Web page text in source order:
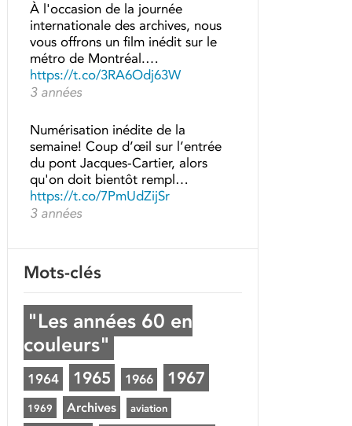
À l'occasion de la journée
internationale des archives, nous
vous offrons un film inédit sur le
métro de Montréal.…
https://t.co/3RA6Odj63W
3 années
Numérisation inédite de la
semaine! Coup d’œil sur l’entrée
du pont Jacques-Cartier, alors
qu'on doit bientôt rempl…
https://t.co/7PmUdZijSr
3 années
Mots-clés
"Les années 60 en
couleurs"
1964 1965 1966 1967
1969 Archives aviation